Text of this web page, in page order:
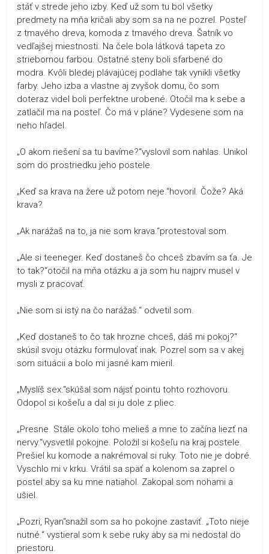
stáť v strede jeho izby. Keď už som tu bol všetky
predmety na mňa kričali aby som sa na ne pozrel. Posteľ
z tmavého dreva, komoda z tmavého dreva. Šatník vo
vedľajšej miestnosti. Na čele bola látková tapeta zo
striebornou farbou. Ostatné steny boli sfarbené do
modra. Kvôli bledej plávajúcej podlahe tak vynikli všetky
farby. Jeho izba a vlastne aj zvyšok domu, čo som
doteraz videl boli perfektne urobené. Otočil ma k sebe a
zatlačil ma na posteľ. Čo má v pláne? Vydesene som na
neho hľadel.
„O akom riešení sa tu bavíme?“vyslovil som nahlas. Unikol
som do prostriedku jeho postele.
„Keď sa krava na žere už potom neje.“hovoril. Čože? Aká
krava?
„Ak narážaš na to, ja nie som krava.“protestoval som.
„Ale si teeneger. Keď dostaneš čo chceš zbavím sa ťa. Je
to tak?“otočil na mňa otázku a ja som hu najprv musel v
mysli z pracovať.
„Nie som si istý na čo narážaš.“ odvetil som.
„Keď dostaneš to čo tak hrozne chceš, dáš mi pokoj?“
skúsil svoju otázku formulovať inak. Pozrel som sa v akej
som situácii a bolo mi jasné kam mieril.
„Myslíš sex.“skúšal som nájsť pointu tohto rozhovoru.
Odopol si košeľu a dal si ju dole z pliec.
„Presne. Stále okolo toho melieš a mne to začína liezť na
nervy.“vysvetlil pokojne. Položil si košeľu na kraj postele.
Prešiel ku komode a nakrémoval si ruky. Toto nie je dobré.
Vyschlo mi v krku. Vrátil sa späť a kolenom sa zaprel o
postel aby sa ku mne natiahol. Zakopal som nohami a
ušiel.
„Pozri, Ryan“snažil som sa ho pokojne zastaviť. „Toto nieje
nutné.“ vystieral som k sebe ruky aby sa mi nedostal do
priestoru.